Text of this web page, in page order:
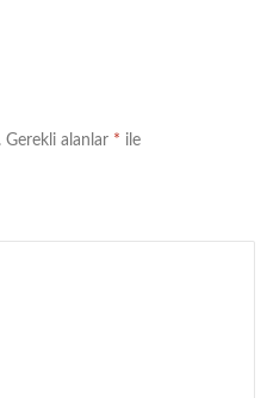
Gerekli alanlar * ile